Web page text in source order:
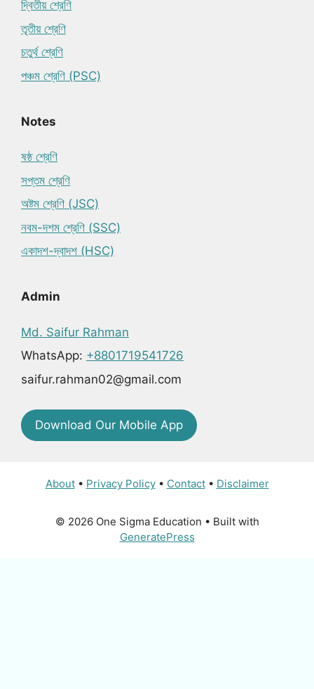
দ্বিতীয় শ্রেণি
তৃতীয় শ্রেণি
চতুর্থ শ্রেণি
পঞ্চম শ্রেণি (PSC)
Notes
ষষ্ঠ শ্রেণি
সপ্তম শ্রেণি
অষ্টম শ্রেণি (JSC)
নবম-দশম শ্রেণি (SSC)
একাদশ-দ্বাদশ (HSC)
Admin
Md. Saifur Rahman
WhatsApp: +8801719541726
saifur.rahman02@gmail.com
Download Our Mobile App
About• Privacy Policy• Contact• Disclaimer
© 2026 One Sigma Education • Built with
GeneratePress